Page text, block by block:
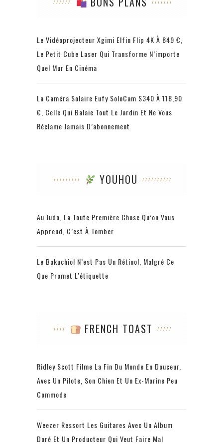
Le Vidéoprojecteur Xgimi Elfin Flip 4K À 849 €,
Le Petit Cube Laser Qui Transforme N’importe
Quel Mur En Cinéma
La Caméra Solaire Eufy SoloCam S340 À 118,90
€, Celle Qui Balaie Tout Le Jardin Et Ne Vous
Réclame Jamais D’abonnement
YOUHOU
Au Judo, La Toute Première Chose Qu’on Vous
Apprend, C’est À Tomber
Le Bakuchiol N’est Pas Un Rétinol, Malgré Ce
Que Promet L’étiquette
FRENCH TOAST
Ridley Scott Filme La Fin Du Monde En Douceur,
Avec Un Pilote, Son Chien Et Un Ex-Marine Peu
Commode
Weezer Ressort Les Guitares Avec Un Album
Doré Et Un Producteur Qui Veut Faire Mal